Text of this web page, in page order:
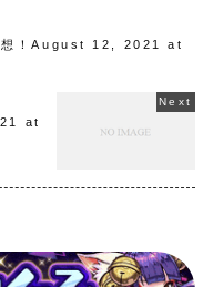
想！August 12, 2021 at
at